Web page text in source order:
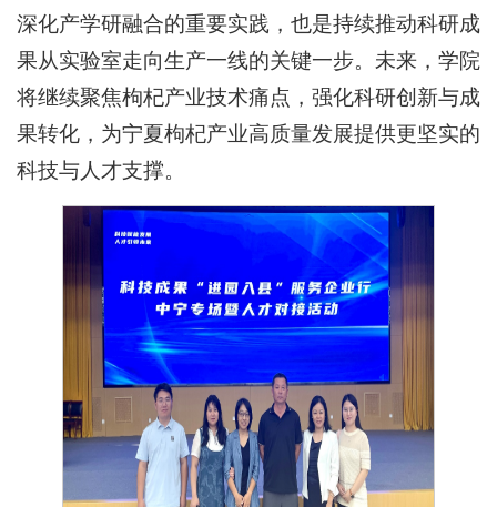
深化产学研融合的重要实践，也是持续推动科研成
果从实验室走向生产一线的关键一步。未来，学院
将继续聚焦枸杞产业技术痛点，强化科研创新与成
果转化，为宁夏枸杞产业高质量发展提供更坚实的
科技与人才支撑。